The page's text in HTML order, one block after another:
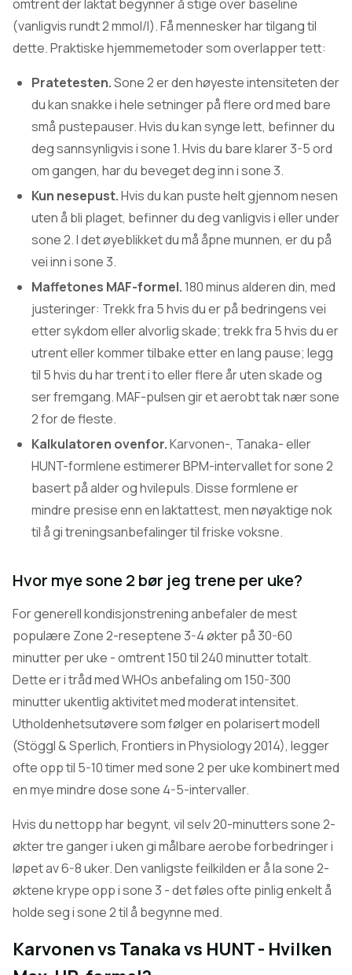
omtrent der laktat begynner å stige over baseline
(vanligvis rundt 2 mmol/l). Få mennesker har tilgang til
dette. Praktiske hjemmemetoder som overlapper tett:
Pratetesten.Sone 2 er den høyeste intensiteten der
du kan snakke i hele setninger på flere ord med bare
små pustepauser. Hvis du kan synge lett, befinner du
deg sannsynligvis i sone 1. Hvis du bare klarer 3-5 ord
om gangen, har du beveget deg inn i sone 3.
Kun nesepust.Hvis du kan puste helt gjennom nesen
uten å bli plaget, befinner du deg vanligvis i eller under
sone 2. I det øyeblikket du må åpne munnen, er du på
vei inn i sone 3.
Maffetones MAF-formel.180 minus alderen din, med
justeringer: Trekk fra 5 hvis du er på bedringens vei
etter sykdom eller alvorlig skade; trekk fra 5 hvis du er
utrent eller kommer tilbake etter en lang pause; legg
til 5 hvis du har trent i to eller flere år uten skade og
ser fremgang. MAF-pulsen gir et aerobt tak nær sone
2 for de fleste.
Kalkulatoren ovenfor.Karvonen-, Tanaka- eller
HUNT-formlene estimerer BPM-intervallet for sone 2
basert på alder og hvilepuls. Disse formlene er
mindre presise enn en laktattest, men nøyaktige nok
til å gi treningsanbefalinger til friske voksne.
Hvor mye sone 2 bør jeg trene per uke?
For generell kondisjonstrening anbefaler de mest
populære Zone 2-reseptene 3-4 økter på 30-60
minutter per uke - omtrent 150 til 240 minutter totalt.
Dette er i tråd med WHOs anbefaling om 150-300
minutter ukentlig aktivitet med moderat intensitet.
Utholdenhetsutøvere som følger en polarisert modell
(Stöggl & Sperlich, Frontiers in Physiology 2014), legger
ofte opp til 5-10 timer med sone 2 per uke kombinert med
en mye mindre dose sone 4-5-intervaller.
Hvis du nettopp har begynt, vil selv 20-minutters sone 2-
økter tre ganger i uken gi målbare aerobe forbedringer i
løpet av 6-8 uker. Den vanligste feilkilden er å la sone 2-
øktene krype opp i sone 3 - det føles ofte pinlig enkelt å
holde seg i sone 2 til å begynne med.
Karvonen vs Tanaka vs HUNT - Hvilken